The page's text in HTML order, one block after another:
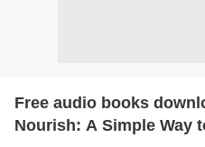
Free audio books
Nourish: A Simple Way